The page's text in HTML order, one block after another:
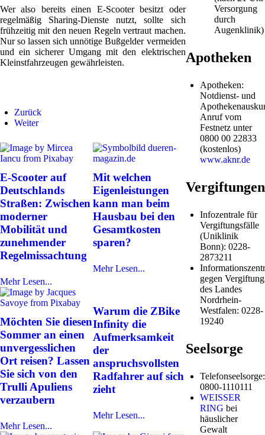
Wer also bereits einen E-Scooter besitzt oder
regelmäßig Sharing-Dienste nutzt, sollte sich
frühzeitig mit den neuen Regeln vertraut machen.
Nur so lassen sich unnötige Bußgelder vermeiden
und ein sicherer Umgang mit den elektrischen
Kleinstfahrzeugen gewährleisten.
Zurück
Weiter
E-Scooter auf
Deutschlands
Straßen: Zwischen
moderner
Mobilität und
zunehmender
Regelmissachtung
Mehr Lesen...
Mit welchen
Eigenleistungen
kann man beim
Hausbau bei den
Gesamtkosten
sparen?
Mehr Lesen...
Möchten Sie diesen
Sommer an einen
unvergesslichen
Ort reisen? Lassen
Sie sich von den
Trulli Apuliens
verzaubern
Mehr Lesen...
Warum die ZBike
Infinity die
Aufmerksamkeit
der
anspruchsvollsten
Radfahrer auf sich
zieht
Mehr Lesen...
Versorgung
durch
Augenklinik)
Apotheken
Apotheken:
Notdienst- und
Anruf vom
Festnetz unter
0800 00 22833
(kostenlos)
www.aknr.de
Vergiftungen
Infozentrale für
Vergiftungsfälle
(Uniklinik
Bonn): 0228-
2873211
gegen Vergiftung
des Landes
Nordrhein-
Westfalen: 0228-
19240
Seelsorge
Telefonseelsorge:
0800-1110111
WEISSER
RING bei
häuslicher
Gewalt